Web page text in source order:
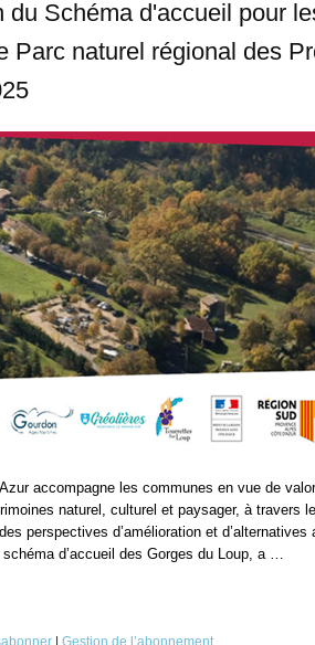
du Schéma d'accueil pour
Parc naturel régional des
accompagne les communes en vue de
naturel, culturel et paysager, à travers
perspectives d’amélioration et d’alternatives
d’accueil des Gorges du Loup, a …
Gestion de l’abonnement